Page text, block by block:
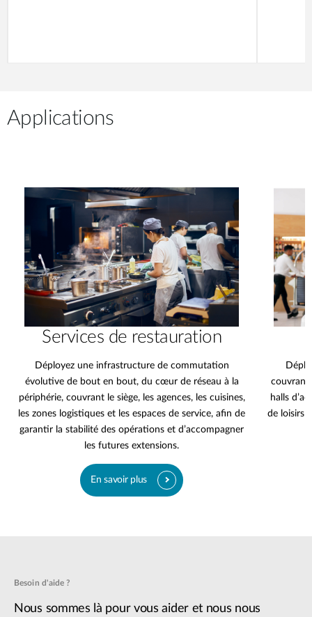
Applications
Services de restauration
Déployez une infrastructure de commutation
évolutive de bout en bout, du cœur de réseau à la
périphérie, couvrant le siège, les agences, les cuisines,
les zones logistiques et les espaces de service, afin de
garantir la stabilité des opérations et d’accompagner
les futures extensions.
En savoir plus
couvrant
halls
de loisirs
Besoin d'aide ?
Nous sommes là pour vous aider et nous nous